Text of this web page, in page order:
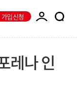
가입신청
레나 인